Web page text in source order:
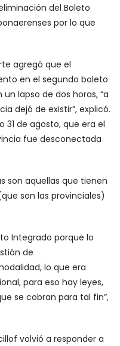
del Boleto
por lo que
agregó que el
en el segundo boleto
lapso de dos horas, “a
dejó de existir”, explicó.
31 de agosto, que era el
fue desconectada
son aquellas que tienen
son las provinciales)
Integrado porque lo
de
lo que era
para eso hay leyes,
se cobran para tal fin”,
volvió a responder a